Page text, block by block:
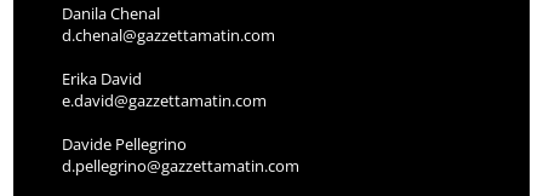
Danila Chenal
d.chenal@gazzettamatin.com
Erika David
e.david@gazzettamatin.com
Davide Pellegrino
d.pellegrino@gazzettamatin.com